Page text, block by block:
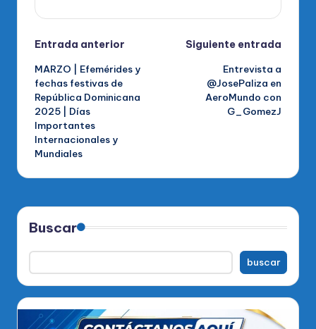
Navegación
de
entradas
Entrada anterior
MARZO | Efemérides y
fechas festivas de
República Dominicana
2025 | Días
Importantes
Internacionales y
Mundiales
Siguiente entrada
Entrevista a
@JosePaliza en
AeroMundo con
G_GomezJ
Buscar
buscar